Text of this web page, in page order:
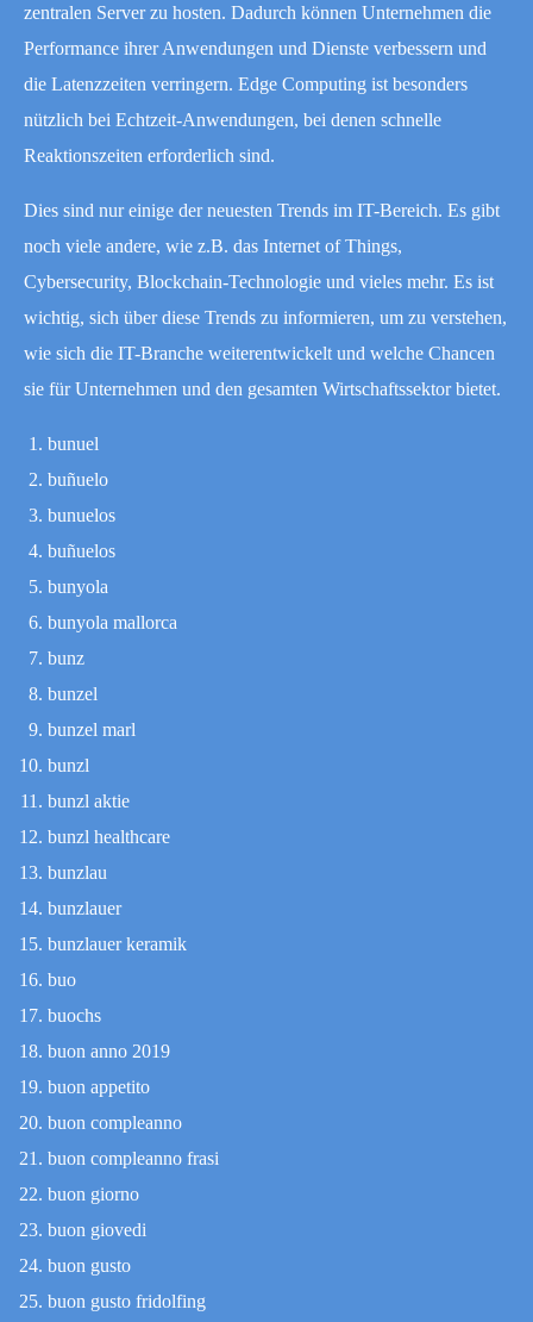
zentralen Server zu hosten. Dadurch können Unternehmen die
Performance ihrer Anwendungen und Dienste verbessern und
die Latenzzeiten verringern. Edge Computing ist besonders
nützlich bei Echtzeit-Anwendungen, bei denen schnelle
Reaktionszeiten erforderlich sind.
Dies sind nur einige der neuesten Trends im IT-Bereich. Es gibt
noch viele andere, wie z.B. das Internet of Things,
Cybersecurity, Blockchain-Technologie und vieles mehr. Es ist
wichtig, sich über diese Trends zu informieren, um zu verstehen,
wie sich die IT-Branche weiterentwickelt und welche Chancen
sie für Unternehmen und den gesamten Wirtschaftssektor bietet.
bunuel
buñuelo
bunuelos
buñuelos
bunyola
bunyola mallorca
bunz
bunzel
bunzel marl
bunzl
bunzl aktie
bunzl healthcare
bunzlau
bunzlauer
bunzlauer keramik
buo
buochs
buon anno 2019
buon appetito
buon compleanno
buon compleanno frasi
buon giorno
buon giovedi
buon gusto
buon gusto fridolfing